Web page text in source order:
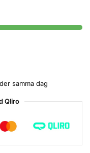
samma dag
Qliro